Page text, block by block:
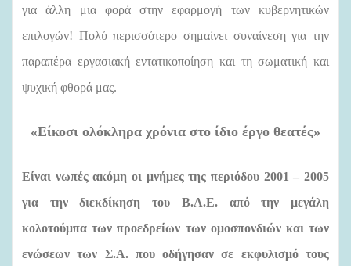
για άλλη μια φορά στην εφαρμογή των κυβερνητικών
επιλογών! Πολύ περισσότερο σημαίνει συναίνεση για την
παραπέρα εργασιακή εντατικοποίηση και τη σωματική και
ψυχική φθορά μας.
«Είκοσι ολόκληρα χρόνια στο ίδιο έργο θεατές»
Είναι νωπές ακόμη οι μνήμες της περιόδου 2001 – 2005
για την διεκδίκηση του Β.Α.Ε. από την μεγάλη
κολοτούμπα των προεδρείων των ομοσπονδιών και των
ενώσεων των Σ.Α. που οδήγησαν σε εκφυλισμό τους